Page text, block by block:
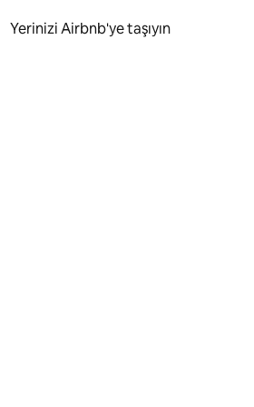
Yerinizi Airbnb'ye taşıyın